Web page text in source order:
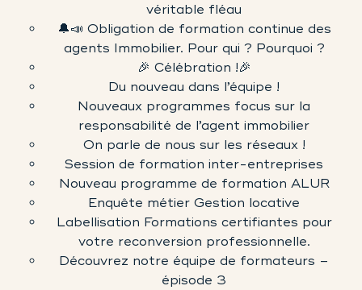
véritable fléau
🔔📣 Obligation de formation continue des
agents Immobilier. Pour qui ? Pourquoi ?
🎉 Célébration !🎉
Du nouveau dans l’équipe !
Nouveaux programmes focus sur la
responsabilité de l’agent immobilier
On parle de nous sur les réseaux !
Session de formation inter-entreprises
Nouveau programme de formation ALUR
Enquête métier Gestion locative
Labellisation Formations certifiantes pour
votre reconversion professionnelle.
Découvrez notre équipe de formateurs –
épisode 3